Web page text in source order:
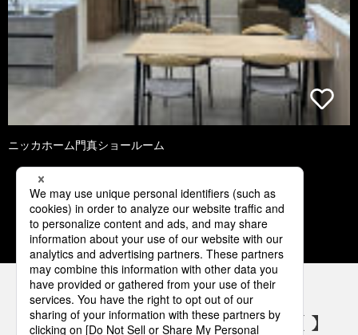
ニッカホーム門真ショールーム
1 2 3 4 5
パナソニックの電気設備 SNSアカウント